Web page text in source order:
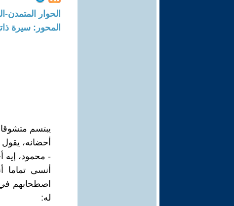
الحوار المتمدن-العدد: 2249 - 2008 /
المحور: سيرة
يبتسم متشوقا
أحضانه،
- محمود، إيه
أنسى
اصطحابهم
له: